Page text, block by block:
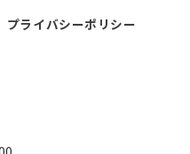
プライバシーポリシー